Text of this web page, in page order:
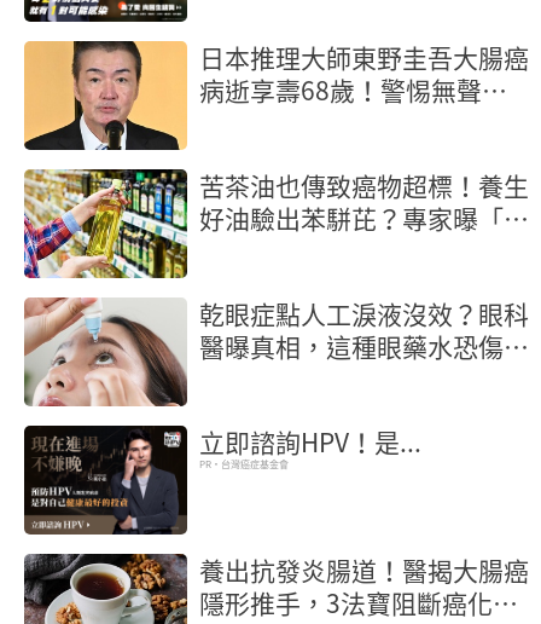
日本推理大師東野圭吾大腸癌
病逝享壽68歲！警惕無聲殺
苦茶油也傳致癌物超標！養生
好油驗出苯駢芘？專家曝「製
乾眼症點人工淚液沒效？眼科
醫曝真相，這種眼藥水恐傷角
立即諮詢HPV！是...
PR・台灣癌症基金會
養出抗發炎腸道！醫揭大腸癌
隱形推手，3法寶阻斷癌化核